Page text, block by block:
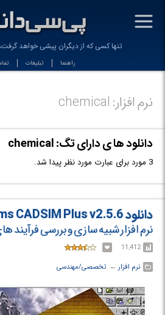
-
تنها کسی که از دیگران پیشی خواهد گرفت،
راهنما تبلیغات
نرم افزار: chemical
دانلود ها ی دارای تگ: chemical
3 مورد برای عبارت مورد نظر پیدا شد.
دانلود Aurel Systems CADSIM Plus v2.5.6
نرم افزار شبیه سازی و بررسی فرآیند
11,412
نرم افزار ← ‏تخصصی/مهندسی